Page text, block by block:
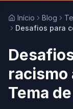
Início Blog
Desafios para
racismo
Tema